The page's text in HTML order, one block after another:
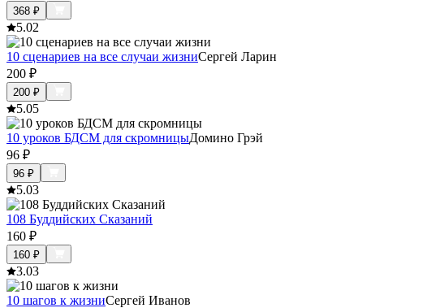
368 ₽
5.02
10 сценариев на все случаи жизниСергей Ларин
200 ₽
200 ₽
5.05
10 уроков БДСМ для скромницыДомино Грэй
96 ₽
96 ₽
5.03
108 Буддийских Сказаний
160 ₽
160 ₽
3.03
10 шагов к жизниСергей Иванов